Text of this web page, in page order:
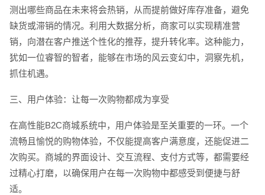
测出哪些商品在未来将会热销，从而提前做好库存准备，避免
缺货或滞销的情况。利用大数据分析，商家可以实现精准营
销，向潜在客户推送个性化的推荐，提升转化率。这种能力，
犹如一位睿智的智者，能够在市场的风云变幻中，洞察先机，
抓住机遇。
三、用户体验：让每一次购物都成为享受
在高性能B2C商城系统中，用户体验是至关重要的一环。一个
流畅且愉悦的购物体验，不仅能提高客户满意度，还能促进二
次购买。商城的界面设计、交互流程、支付方式等，都需要经
过精心打磨，以确保用户在每一次购物中都感受到便捷与舒
适。